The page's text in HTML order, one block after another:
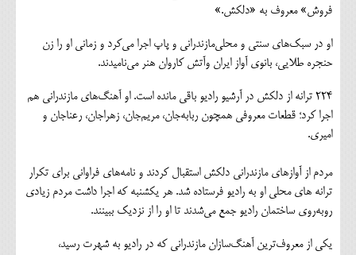
فروش» معروف به «دلکش.»
او در سبک‌های سنتی و محلی‌مازندرانی و پاپ اجرا می‌کرد و زمانی او را زن
حنجره طلایی، بانوی آواز ایران وآتش کاروان هنر می‌نامیدند.
224 ترانه از دلکش در آرشیو رادیو باقی مانده است. او آهنگ‌های مازندرانی هم
اجرا کرد؛ قطعات معروفی همچون ربابه‌جان، مریم‌جان، زهراجان، رعناجان و
امیری.
مردم از آوازهای مازندرانی دلکش استقبال کردند و نامه‌های فراوانی برای تکرار
ترانه های محلی او به رادیو فرستاده شد. هر یکشنبه که اجرا داشت مردم زیادی
روبه‌روی ساختمان رادیو جمع می‌شدند تا او را از نزدیک ببینند.
یکی از معروف‌ترین آهنگ‌سازان مازندرانی که در رادیو به شهرت رسید،